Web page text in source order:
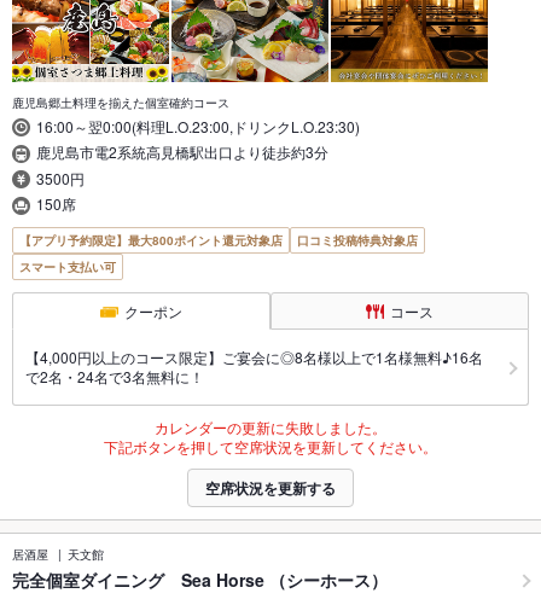
鹿児島郷土料理を揃えた個室確約コース
16:00～翌0:00(料理L.O.23:00,ドリンクL.O.23:30)
鹿児島市電2系統高見橋駅出口より徒歩約3分
3500円
150席
【アプリ予約限定】最大800ポイント還元対象店
口コミ投稿特典対象店
スマート支払い可
クーポン コース
【4,000円以上のコース限定】ご宴会に◎8名様以上で1名様無料♪16名
で2名・24名で3名無料に！
カレンダーの更新に失敗しました。
下記ボタンを押して空席状況を更新してください。
空席状況を更新する
居酒屋 天文館
完全個室ダイニング Sea Horse （シーホース）